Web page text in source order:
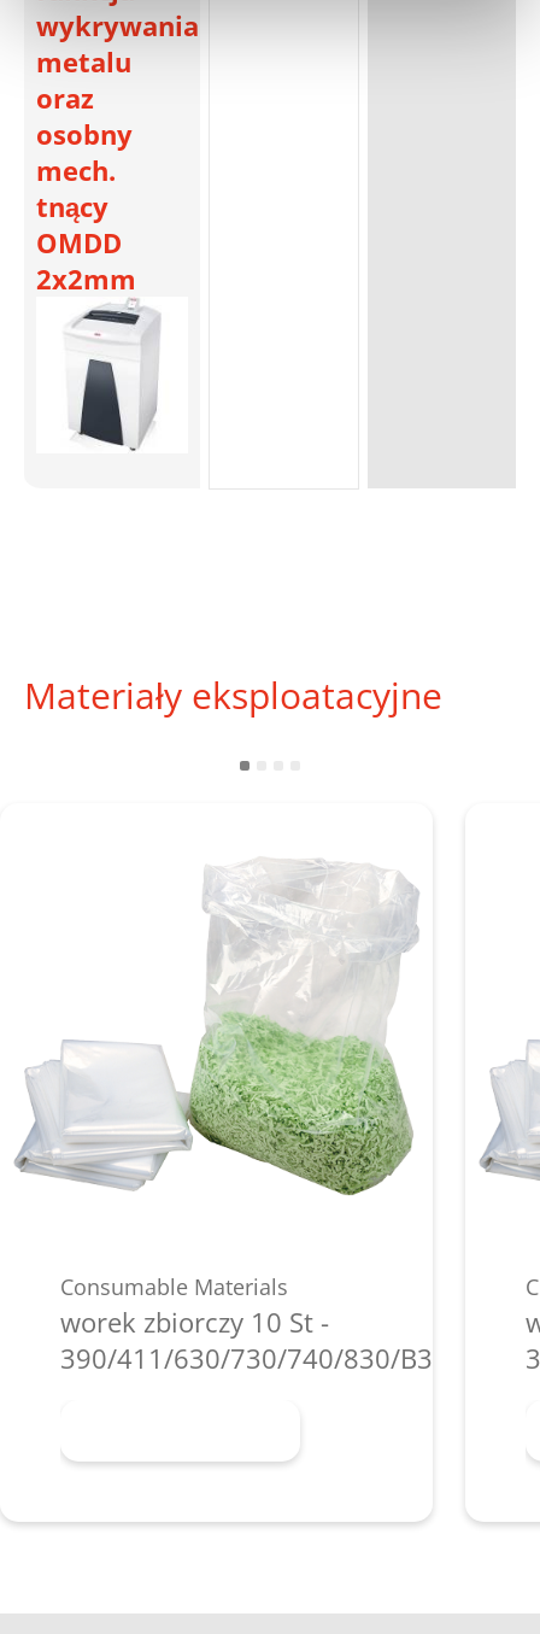
wykrywania
metalu
oraz
osobny
mech.
tnący
OMDD
2x2mm
Materiały eksploatacyjne
Consumable Materials
worek zbiorczy 10 St -
390/411/630/730/740/830/B35/P36i/